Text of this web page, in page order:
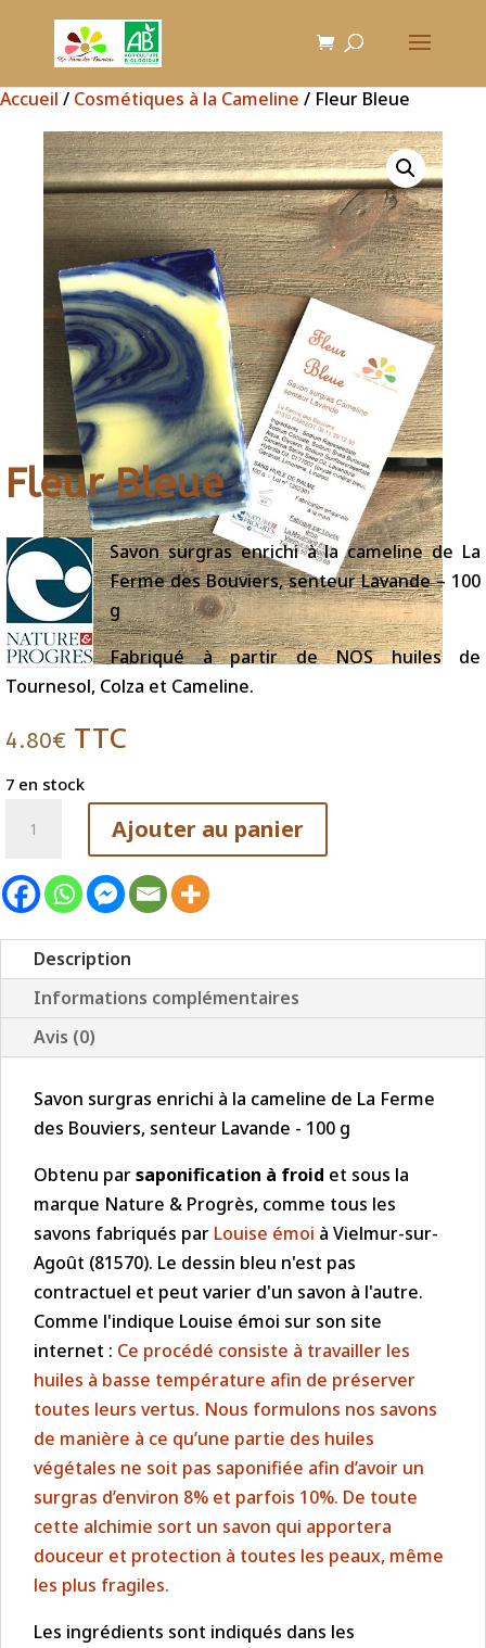
Accueil / Cosmétiques à la Cameline / Fleur Bleue
Fleur Bleue
Savon surgras enrichi à la cameline de La
Ferme des Bouviers, senteur Lavande – 100
g
Fabriqué à partir de NOS huiles de
Tournesol, Colza et Cameline.
4.80€ TTC
7 en stock
Fleur
Bleue
Ajouter au panier
Description
Informations complémentaires
Avis (0)
Savon surgras enrichi à la cameline de La Ferme
des Bouviers, senteur Lavande - 100 g
Obtenu parsaponification à froid et sous la
marque Nature & Progrès, comme tous les
savons fabriqués par Louise émoi à Vielmur-sur-
Agoût (81570). Le dessin bleu n'est pas
contractuel et peut varier d'un savon à l'autre.
Comme l'indique Louise émoi sur son site
internet : Ce procédé consiste à travailler les
huiles à basse température afin de préserver
toutes leurs vertus. Nous formulons nos savons
de manière à ce qu’une partie des huiles
végétales ne soit pas saponifiée afin d’avoir un
surgras d’environ 8% et parfois 10%. De toute
cette alchimie sort un savon qui apportera
douceur et protection à toutes les peaux, même
les plus fragiles.
Les ingrédients sont indiqués dans les